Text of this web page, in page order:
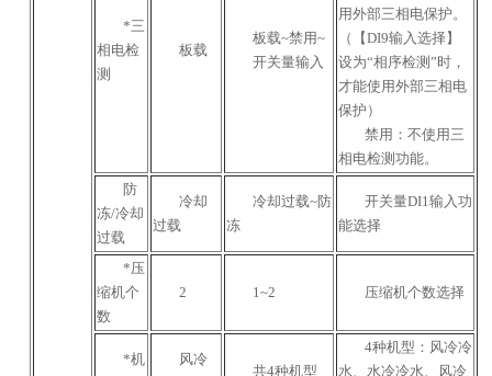
*三
相电检
测
板载
板载~禁用~
开关量输入
用外部三相电保护。
（【DI9输入选择】
设为“相序检测”时，
才能使用外部三相电
保护）
禁用：不使用三
相电检测功能。
防
冻/冷却
过载
冷却
过载
冷却过载~防
冻
开关量DI1输入功
能选择
*压
缩机个
数
2 1~2 压缩机个数选择
*机
风冷
共4种机型
4种机型：风冷冷
水、水冷冷水、风冷